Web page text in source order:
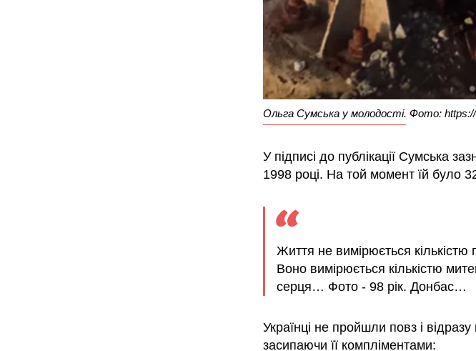
Ольга Сумська у молодості. Фото:
У підписі до публікації Сумська
1998 році. На той момент їй було
Життя не вимірюється кількістю
Воно вимірюється кількістю
серця… Фото - 98 рік. Донбас…
Українці не пройшли повз і
засипаючи її компліментами: